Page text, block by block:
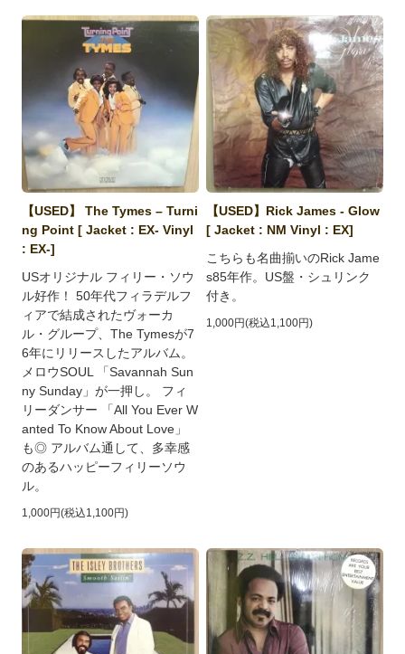
【USED】 The Tymes ‎– Turni
ng Point [ Jacket : EX- Vinyl
: EX-]
USオリジナル フィリー・ソウ
ル好作！ 50年代フィラデルフ
ィアで結成されたヴォーカ
ル・グループ、The Tymesが7
6年にリリースしたアルバム。
メロウSOUL 「Savannah Sun
ny Sunday」が一押し。 フィ
リーダンサー 「All You Ever W
anted To Know About Love」
も◎ アルバム通して、多幸感
のあるハッピーフィリーソウ
ル。
1,000円(税込1,100円)
【USED】Rick James - Glow
[ Jacket : NM Vinyl : EX]
こちらも名曲揃いのRick Jame
s85年作。US盤・シュリンク
付き。
1,000円(税込1,100円)